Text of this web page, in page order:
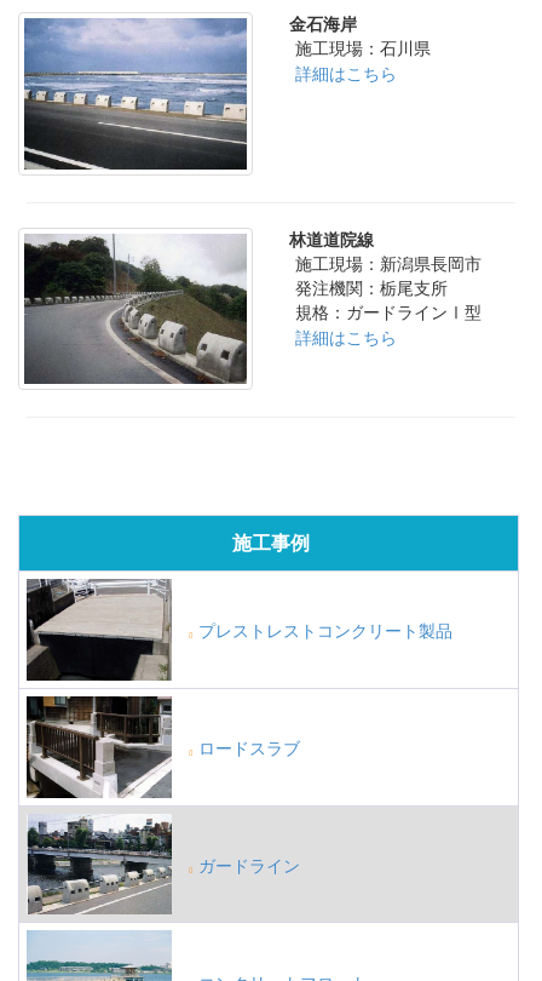
金石海岸
施工現場：石川県
詳細はこちら
林道道院線
施工現場：新潟県長岡市
発注機関：栃尾支所
規格：ガードラインⅠ型
詳細はこちら
施工事例
プレストレストコンクリート製品
ロードスラブ
ガードライン